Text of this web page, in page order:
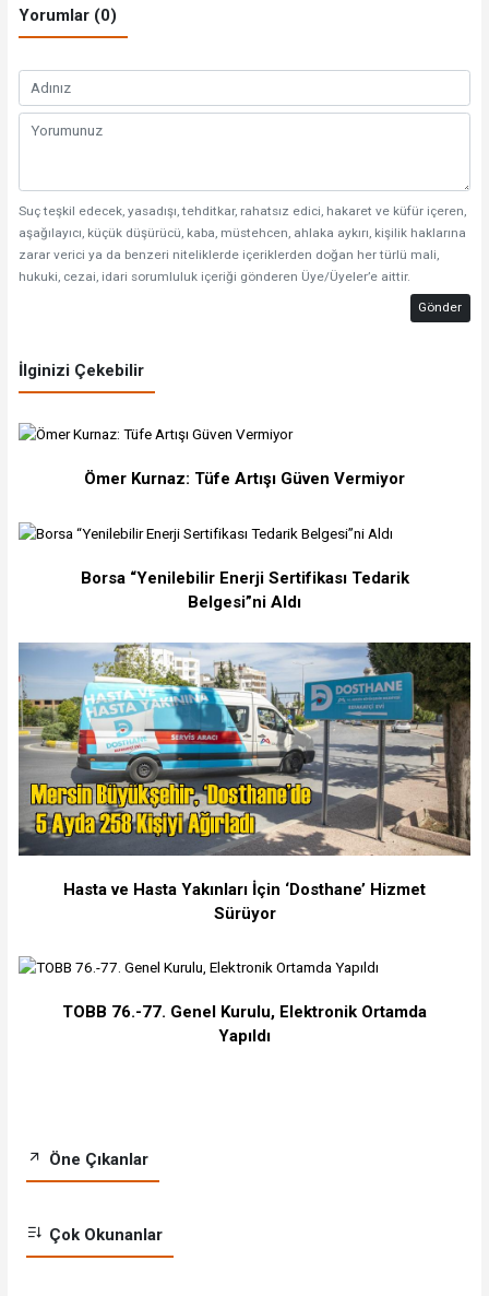
Yorumlar (0)
Suç teşkil edecek, yasadışı, tehditkar, rahatsız edici, hakaret ve küfür içeren,
aşağılayıcı, küçük düşürücü, kaba, müstehcen, ahlaka aykırı, kişilik haklarına
zarar verici ya da benzeri niteliklerde içeriklerden doğan her türlü mali,
hukuki, cezai, idari sorumluluk içeriği gönderen Üye/Üyeler’e aittir.
Gönder
İlginizi Çekebilir
Ömer Kurnaz: Tüfe Artışı Güven Vermiyor
Borsa “Yenilebilir Enerji Sertifikası Tedarik
Belgesi”ni Aldı
Hasta ve Hasta Yakınları İçin ‘Dosthane’ Hizmet
Sürüyor
TOBB 76.-77. Genel Kurulu, Elektronik Ortamda
Yapıldı
Öne Çıkanlar
Çok Okunanlar